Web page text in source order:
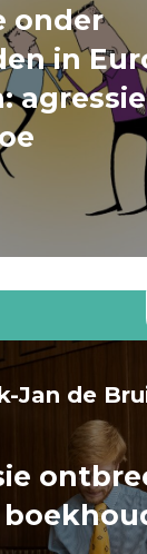
onder
in
agressie
Jan de